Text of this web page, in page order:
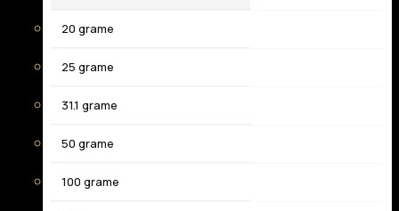
20 grame
25 grame
31.1 grame
50 grame
100 grame